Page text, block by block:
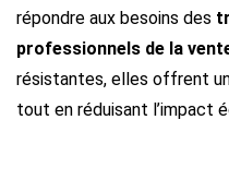
répondre aux besoins des
professionnels de la
résistantes, elles offrent
tout en réduisant l’impact